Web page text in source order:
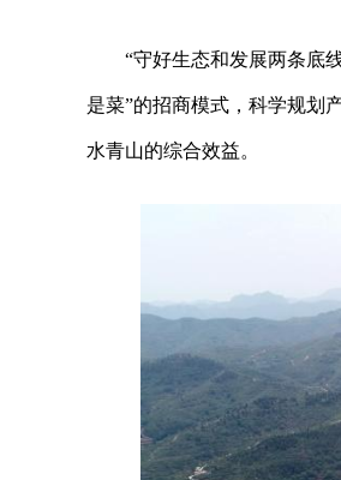
“守好生态和发展两条底
是菜”的招商模式，科学规划
水青山的综合效益。